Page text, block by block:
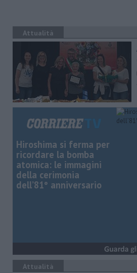
Attualità
Hiroshima si ferma per
ricordare la bomba
atomica: le immagini
della cerimonia
dell’81° anniversario
Attualità